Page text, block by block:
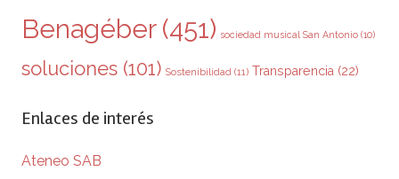
Benagéber(451) sociedad musical San Antonio (10)
soluciones (101) Sostenibilidad (11) Transparencia (22)
Enlaces de interés
Ateneo SAB